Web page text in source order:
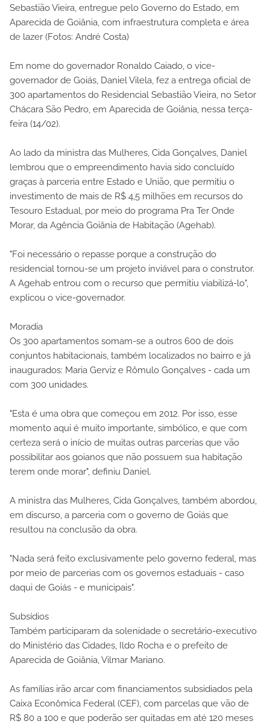
Sebastião Vieira, entregue pelo Governo do Estado, em
Aparecida de Goiânia, com infraestrutura completa e área
de lazer (Fotos: André Costa)
Em nome do governador Ronaldo Caiado, o vice-
governador de Goiás, Daniel Vilela, fez a entrega oficial de
300 apartamentos do Residencial Sebastião Vieira, no Setor
Chácara São Pedro, em Aparecida de Goiânia, nessa terça-
feira (14/02).
Ao lado da ministra das Mulheres, Cida Gonçalves, Daniel
lembrou que o empreendimento havia sido concluído
graças à parceria entre Estado e União, que permitiu o
investimento de mais de R$ 4,5 milhões em recursos do
Tesouro Estadual, por meio do programa Pra Ter Onde
Morar, da Agência Goiânia de Habitação (Agehab).
"Foi necessário o repasse porque a construção do
residencial tornou-se um projeto inviável para o construtor.
A Agehab entrou com o recurso que permitiu viabilizá-lo",
explicou o vice-governador.
Moradia
Os 300 apartamentos somam-se a outros 600 de dois
conjuntos habitacionais, também localizados no bairro e já
inaugurados: Maria Gerviz e Rômulo Gonçalves - cada um
com 300 unidades.
"Esta é uma obra que começou em 2012. Por isso, esse
momento aqui é muito importante, simbólico, e que com
certeza será o início de muitas outras parcerias que vão
possibilitar aos goianos que não possuem sua habitação
terem onde morar", definiu Daniel.
A ministra das Mulheres, Cida Gonçalves, também abordou,
em discurso, a parceria com o governo de Goiás que
resultou na conclusão da obra.
"Nada será feito exclusivamente pelo governo federal, mas
por meio de parcerias com os governos estaduais - caso
daqui de Goiás - e municipais".
Subsídios
Também participaram da solenidade o secretário-executivo
do Ministério das Cidades, Ildo Rocha e o prefeito de
Aparecida de Goiânia, Vilmar Mariano.
As famílias irão arcar com financiamentos subsidiados pela
Caixa Econômica Federal (CEF), com parcelas que vão de
R$ 80 a 100 e que poderão ser quitadas em até 120 meses